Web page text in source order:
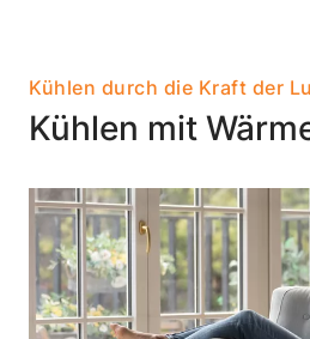
Kühlen durch die Kraft der
Kühlen mit